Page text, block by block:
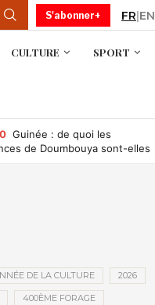
S'abonner+ FR|EN
CULTURE SPORT
Guinée : de quoi les
de Doumbouya sont-elles
DE LA CULTURE 2026
400ÈME FORAGE